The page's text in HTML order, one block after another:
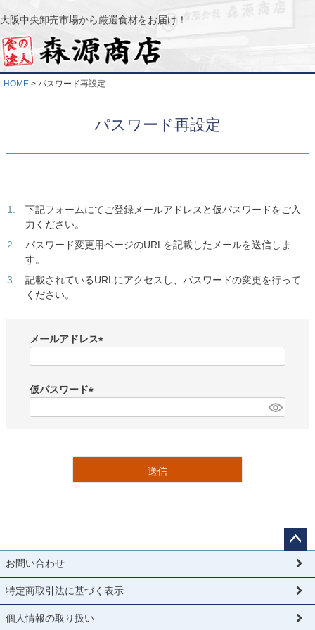
大阪中央卸売市場から厳選食材をお届け！
HOME パスワード再設定
パスワード再設定
下記フォームにてご登録メールアドレスと仮パスワードをご入
力ください。
パスワード変更用ページのURLを記載したメールを送信しま
す。
記載されているURLにアクセスし、パスワードの変更を行って
ください。
メールアドレス
)
仮パスワード
送信
ペー
ップ
へ
お問い合わせ
特定商取引法に基づく表示
個人情報の取り扱い